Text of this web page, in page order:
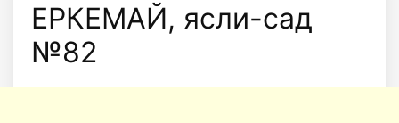
ЕРКЕМАЙ, ясли-сад
№82